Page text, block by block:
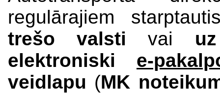
regulārajiem
trešo valstivai
elektroniski e-
veidlapu (MK